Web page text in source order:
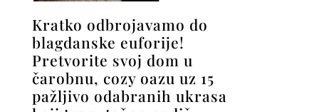
Kratko odbrojavamo do
blagdanske euforije!
Pretvorite svoj dom u
čarobnu, cozy oazu uz 15
pažljivo odabranih ukrasa